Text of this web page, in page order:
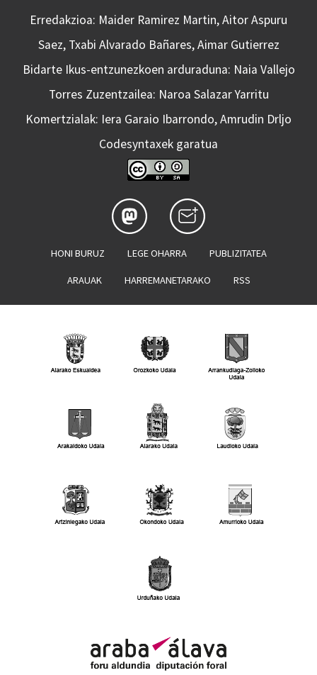
Erredakzioa: Maider Ramirez Martin, Aitor Aspuru
Saez, Txabi Alvarado Bañares, Aimar Gutierrez
Bidarte Ikus-entzunezkoen arduraduna: Naia Vallejo
Torres Zuzentzailea: Naroa Salazar Yarritu
Komertzialak: Iera Garaio Ibarrondo, Amrudin Drljo
Codesyntaxek garatua
HONI BURUZ LEGE OHARRA PUBLIZITATEA
ARAUAK HARREMANETARAKO RSS